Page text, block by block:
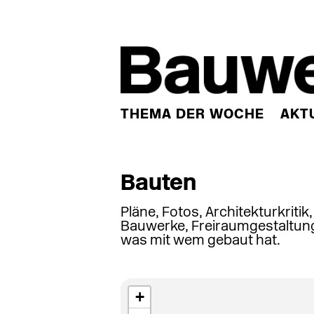
THEMA DER WOCHE
Bauten
Pläne, Fotos,
Bauwerke,
was mit wem gebaut hat.
+